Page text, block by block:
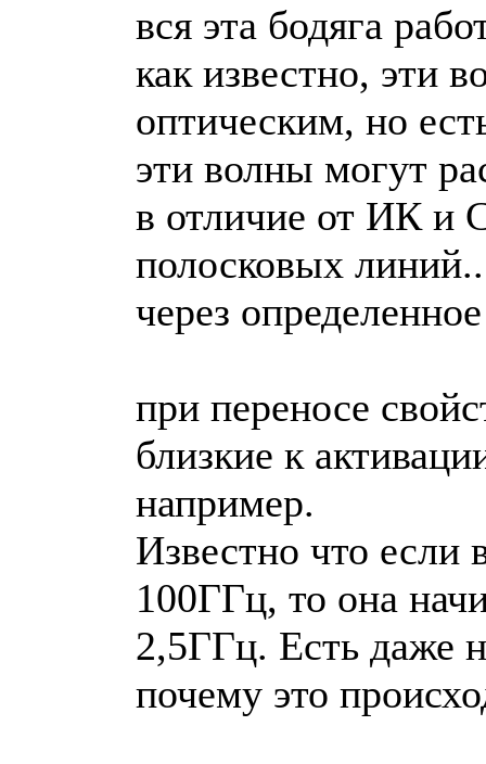
вся эта бодяга
как известно, эти
оптическим, но
эти волны могут
в отличие от ИК и
полосковых
через
при переносе
близкие к
например.
Известно что если
100ГГц, то она
2,5ГГц. Есть даже
почему это